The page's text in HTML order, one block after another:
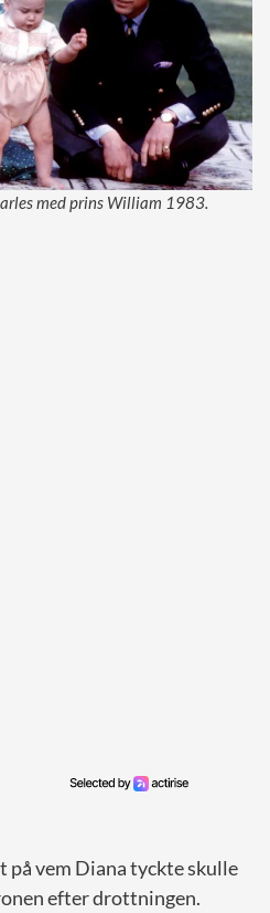
med prins William 1983.
på vem Diana tyckte skulle
efter drottningen.